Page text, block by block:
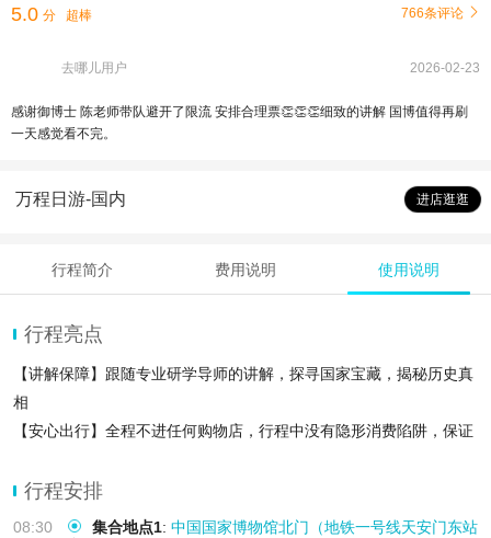
5.0 分 超棒 766条评论 
去哪儿用户 2026-02-23
感谢御博士 陈老师带队避开了限流 安排合理票👏👏👏细致的讲解 国博值得再刷
一天感觉看不完。
万程日游-国内 进店逛逛
行程简介 费用说明 使用说明
行程亮点
【讲解保障】跟随专业研学导师的讲解，探寻国家宝藏，揭秘历史真
相
【安心出行】全程不进任何购物店，行程中没有隐形消费陷阱，保证
【可选套餐】场次可选上下午场，可根据行程进行选
行程安排
08:30 集合地点1: 中国国家博物馆北门（地铁一号线天安门东站